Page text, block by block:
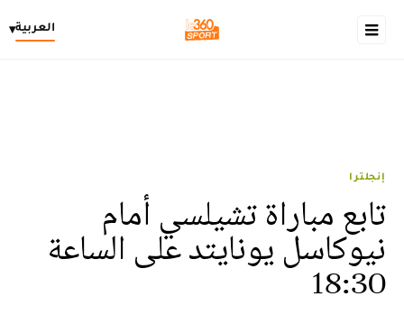
العربية▾
إنجلترا
تابع مباراة تشيلسي أمام
نيوكاسل يونايتد على الساعة
18:30